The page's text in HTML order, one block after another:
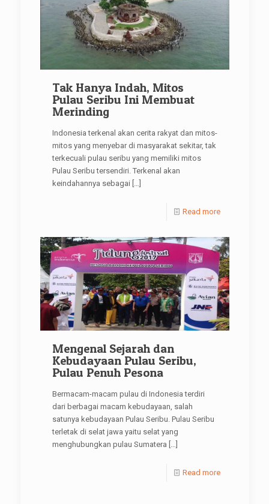
Tak Hanya Indah, Mitos
Pulau Seribu Ini Membuat
Merinding
Indonesia terkenal akan cerita rakyat dan mitos-
mitos yang menyebar di masyarakat sekitar, tak
terkecuali pulau seribu yang memiliki mitos
Pulau Seribu tersendiri. Terkenal akan
keindahannya sebagai […]
Read more
Mengenal Sejarah dan
Kebudayaan Pulau Seribu,
Pulau Penuh Pesona
Bermacam-macam pulau di Indonesia terdiri
dari berbagai macam kebudayaan, salah
satunya kebudayaan Pulau Seribu. Pulau Seribu
terletak di selat jawa yaitu selat yang
menghubungkan pulau Sumatera
Read more